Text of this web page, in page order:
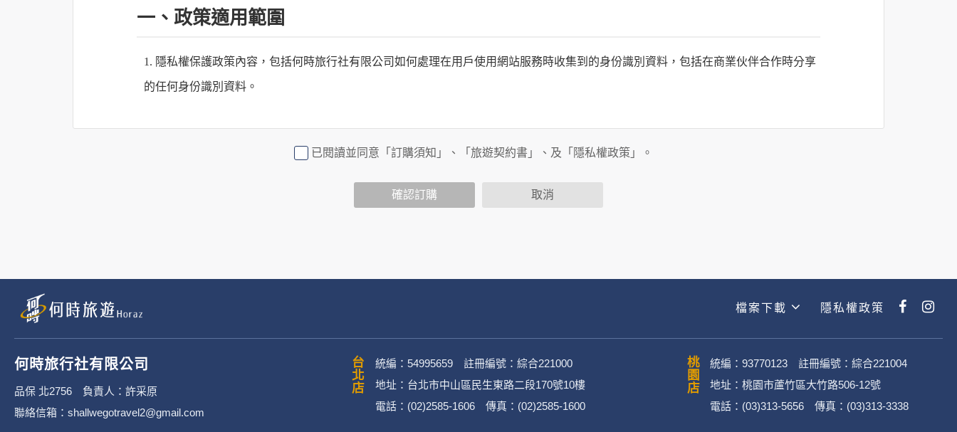
一、政策適用範圍
1. 隱私權保護政策內容，包括何時旅行社有限公司如何處理在用戶使用網站服務時收集到的身份識別資料，包括在商業伙伴合作時分享
的任何身份識別資料。
行社有限公司旗下網站上的廣告廠商連結，這些置放連結的廠商也可能蒐集您個人的資料。對於您主動提供的個人資訊，這些廣告廠商
3. 您個人在何時旅行社有限公司旗下網站上的聊天室或討論區中任意公開個人資料的行為，在非經加密的保護下，不適用於何時旅行社
二、個資蒐集處理利用
2. 蒐集目的：提供本公司相關服務、行銷、客戶管理、會員管理及其他與第三人合作之行銷推廣活動。
3. 個人資料類別：
辨識個人者(包含但不限於中英文姓名、地址、聯絡電話、電子郵件信箱、通訊軟帳號、社群．媒體帳號、網路平台申請之帳號及
已閱讀並同意「訂購須知」、「旅遊契約書」、及「隱私權政策」。
確認訂購 取消
檔案下載 隱私權政策
何時旅行社有限公司
品保 北2756 負責人：許采原
聯絡信箱：shallwegotravel2@gmail.com
台北店
統編：54995659 註冊編號：綜合221000
地址：台北市中山區民生東路二段170號10樓
電話：(02)2585-1606 傳真：(02)2585-1600
桃園店
統編：93770123 註冊編號：綜合221004
地址：桃園市蘆竹區大竹路506-12號
電話：(03)313-5656 傳真：(03)313-3338